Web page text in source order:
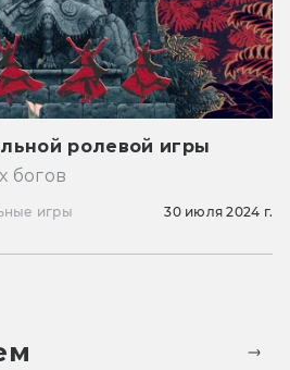
ролевой игры
богов
игры 30 июля 2024 г.